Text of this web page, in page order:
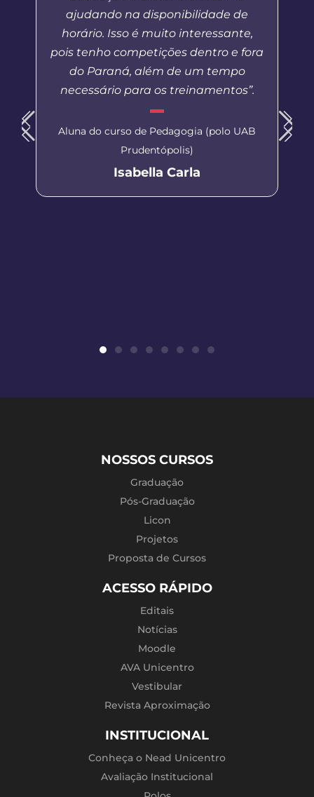
ajudando na disponibilidade de
horário. Isso é muito interessante,
pois tenho competições dentro e fora
do Paraná, além de um tempo
necessário para os treinamentos”.
Aluna do curso de Pedagogia (polo UAB
Prudentópolis)
Isabella Carla
NOSSOS CURSOS
Graduação
Pós-Graduação
Licon
Projetos
Proposta de Cursos
ACESSO RÁPIDO
Editais
Notícias
Moodle
AVA Unicentro
Vestibular
Revista Aproximação
INSTITUCIONAL
Conheça o Nead Unicentro
Avaliação Institucional